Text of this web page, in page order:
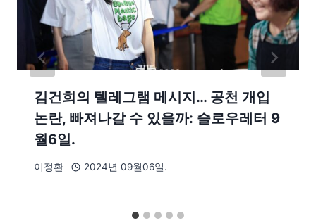
김건희의 텔레그램 메시지… 공천 개입
논란, 빠져나갈 수 있을까: 슬로우레터 9
월6일.
이정환 2024년 09월06일.